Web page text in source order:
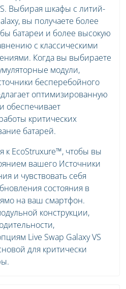
Выбирая шкафы с литий-
вы получаете более
батареи и более высокую
с классическими
Когда вы выбираете
модули,
бесперебойного
оптимизированную
обеспечивает
критических
батарей.
к EcoStruxure™, чтобы вы
вашего Источники
и чувствовать себя
состояния в
на ваш смартфон.
конструкции,
Live Swap Galaxy VS
для критически